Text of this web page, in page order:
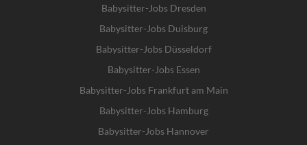
Babysitter-Jobs Dresden
Babysitter-Jobs Duisburg
Babysitter-Jobs Düsseldorf
Babysitter-Jobs Essen
Babysitter-Jobs Frankfurt am Main
Babysitter-Jobs Hamburg
Babysitter-Jobs Hannover